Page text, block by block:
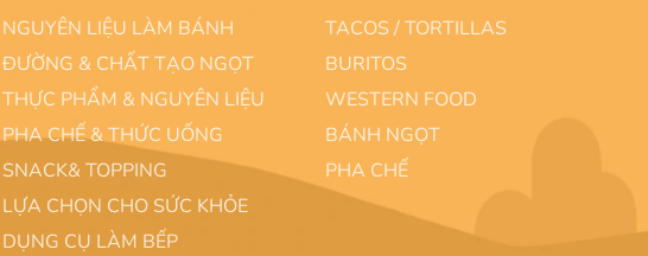
NGUYÊN LIỆU LÀM BÁNH
ĐƯỜNG & CHẤT TẠO NGỌT
THỰC PHẨM & NGUYÊN LIỆU
PHA CHẾ & THỨC UỐNG
SNACK& TOPPING
LỰA CHỌN CHO SỨC KHỎE
DỤNG CỤ LÀM BẾP
TACOS / TORTILLAS
BURITOS
WESTERN FOOD
BÁNH NGỌT
PHA CHẾ